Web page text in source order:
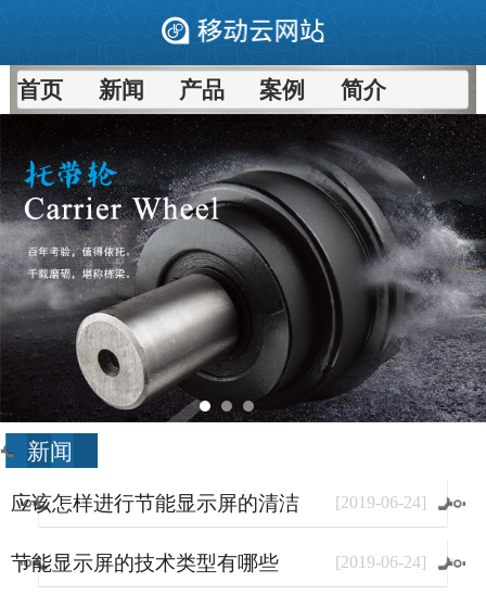
首页 新闻 产品 案例 简介
新闻
应该怎样进行节能显示屏的清洁
和保养
[2019-06-24]
节能显示屏的技术类型有哪些 [2019-06-24]